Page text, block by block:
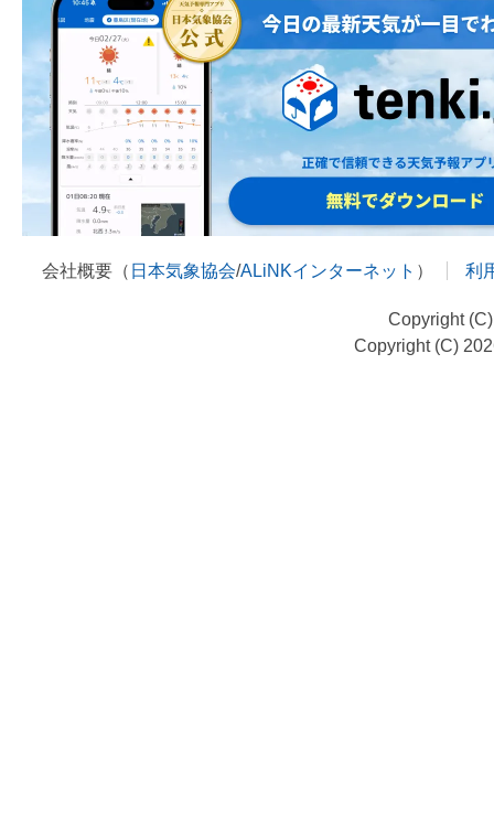
会社概要（ 日本気象協会/ALiNKインターネット ） 利
Copyright
Copyright (C)